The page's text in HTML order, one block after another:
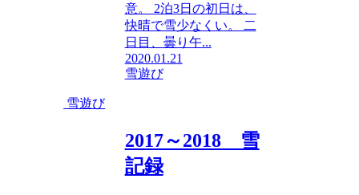
意。 2泊3日の初日は、
快晴で雪少なくい。 二
日目、曇り午...
2020.01.21
雪遊び
雪遊び
2017～2018 雪
記録